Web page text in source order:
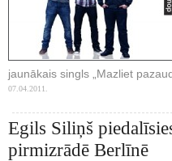
jaunākais singls „Mazliet
07.04.2011.
Egils Siliņš
pirmizrādē Berlīnē